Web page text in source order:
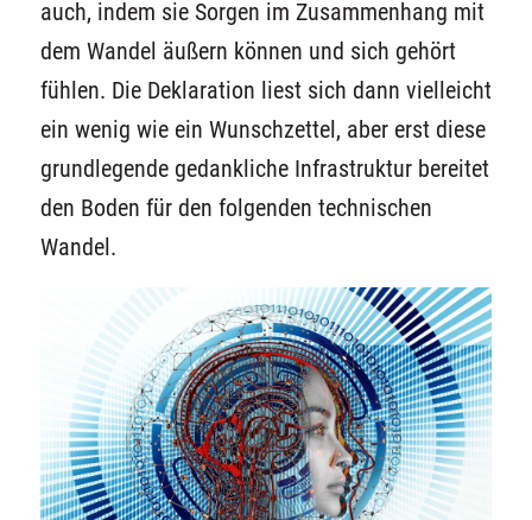
auch, indem sie Sorgen im Zusammenhang mit
dem Wandel äußern können und sich gehört
fühlen. Die Deklaration liest sich dann vielleicht
ein wenig wie ein Wunschzettel , aber erst diese
grundlegende gedankliche Infrastruktur bereitet
den Boden für den folgenden technischen
Wandel.